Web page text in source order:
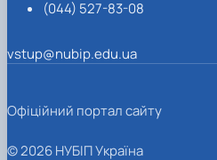
(044) 527-83-08
vstup@nubip.edu.ua
Офіційний портал сайту
© 2026 НУБІП Україна